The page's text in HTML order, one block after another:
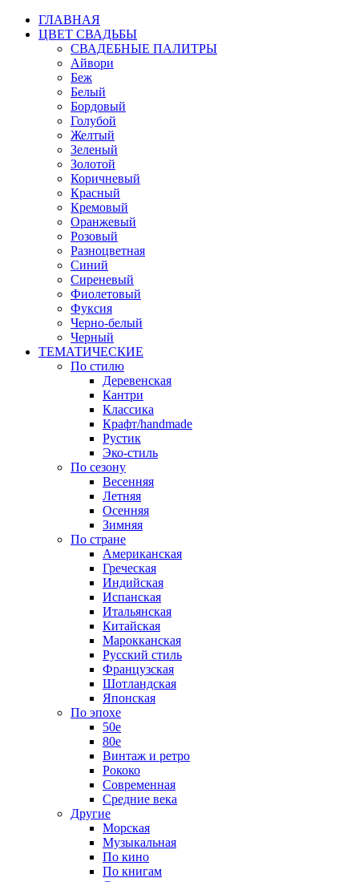
ГЛАВНАЯ
ЦВЕТ СВАДЬБЫ
СВАДЕБНЫЕ ПАЛИТРЫ
Айвори
Беж
Белый
Бордовый
Голубой
Желтый
Зеленый
Золотой
Коричневый
Красный
Кремовый
Оранжевый
Розовый
Разноцветная
Синий
Сиреневый
Фиолетовый
Фуксия
Черно-белый
Черный
ТЕМАТИЧЕСКИЕ
По стилю
Деревенская
Кантри
Классика
Крафт/handmade
Рустик
Эко-стиль
По сезону
Весенняя
Летняя
Осенняя
Зимняя
По стране
Американская
Греческая
Индийская
Испанская
Итальянская
Китайская
Марокканская
Русский стиль
Французская
Шотландская
Японская
По эпохе
50е
80е
Винтаж и ретро
Рококо
Современная
Средние века
Другие
Морская
Музыкальная
По кино
По книгам